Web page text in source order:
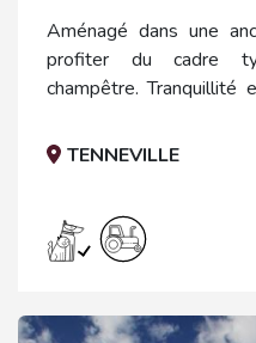
Aménagé dans une
profiter du cadre
champêtre. Tranquillité
TENNEVILLE